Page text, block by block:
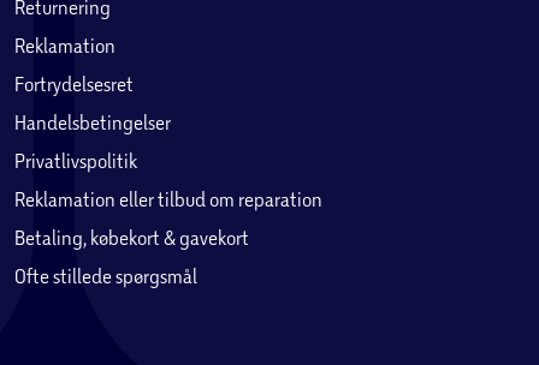
Returnering
Reklamation
Fortrydelsesret
Handelsbetingelser
Privatlivspolitik
Reklamation eller tilbud om reparation
Betaling, købekort & gavekort
Ofte stillede spørgsmål